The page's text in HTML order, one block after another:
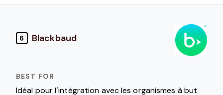
6 Blackbaud
Idéal pour l’intégration avec les organismes à but